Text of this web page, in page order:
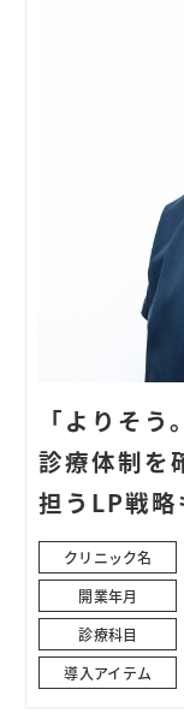
「よりそ
診療体制を
担うLP戦略
クリニック名
開業年月
診療科目
導入アイテム